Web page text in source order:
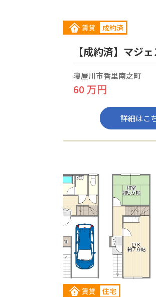
賃貸 成約済
【成約済】マジ
寝屋川市香里南之町
60 万円
詳細はこ
賃貸 住宅